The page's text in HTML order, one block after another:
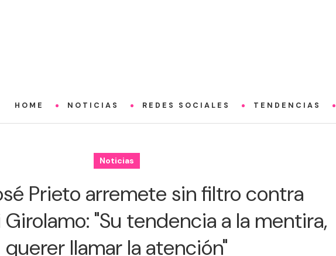
HOME NOTICIAS REDES SOCIALES TENDENCIAS
Noticias
Prieto arremete sin filtro contra
Girolamo: "Su tendencia a la mentira,
querer llamar la atención"